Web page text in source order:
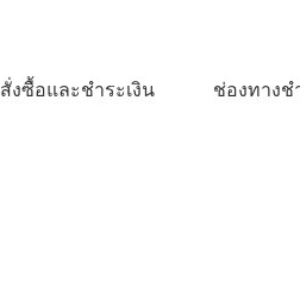
สั่งซื้อและชำระเงิน ช่องทางช